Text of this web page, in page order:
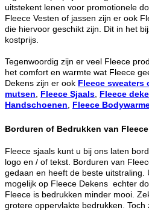
uitstekent lenen voor promotionele
Fleece Vesten of jassen zijn er ook
die hiervoor geschikt zijn. Dit in het
kostprijs.
Tegenwoordig zijn er veel Fleece
het comfort en warmte wat Fleece
Dekens zijn er ook Fleece sweaters
mutsen
Fleece Sjaals Fleece
Handschoenen
Fleece
Borduren of Bedrukken van
Fleece sjaals kunt u bij ons laten
logo en / of tekst. Borduren van
gedaan en heeft de beste uitstraling.
mogelijk op Fleece Dekens echter
Fleece is bedrukken minder mooi.
grotere oppervlakte bedrukken.